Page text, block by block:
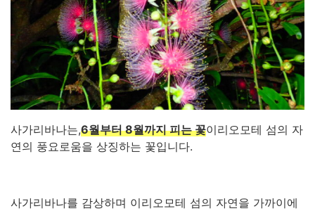
사가리바나는,6월부터 8월까지 피는 꽃이리오모테 섬의 자
연의 풍요로움을 상징하는 꽃입니다.
사가리바나를 감상하며 이리오모테 섬의 자연을 가까이에